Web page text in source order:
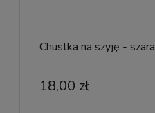
Chustka na szyję - szara
18,00 zł